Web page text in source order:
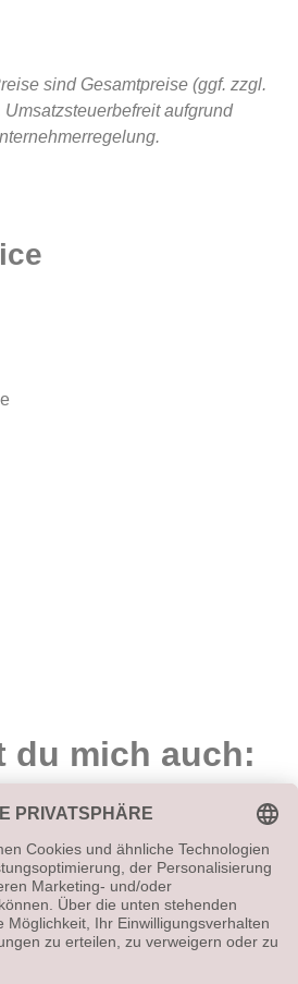
sind Gesamtpreise (ggf. zzgl.
Umsatzsteuerbefreit aufgrund
du mich auch: